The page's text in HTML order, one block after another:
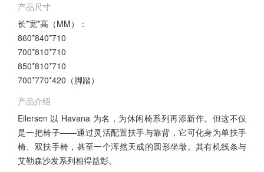
产品尺寸
长*宽*高（MM）：
860*840*710
700*810*710
850*810*710
700*770*420（脚踏）
产品介绍
Eilersen 以 Havana 为名，为休闲椅系列再添新作。但这不仅
是一把椅子——通过灵活配置扶手与靠背，它可化身为单扶手
椅、双扶手椅，甚至一个浑然天成的圆形坐墩。其有机线条与
艾勒森沙发系列相得益彰。